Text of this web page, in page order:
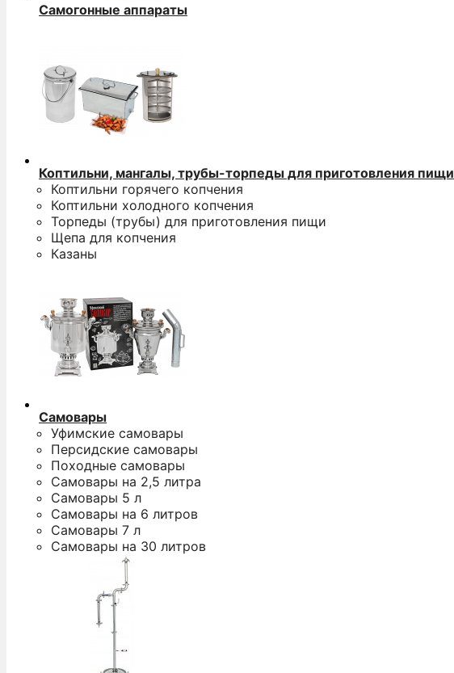
Самогонные аппараты
Коптильни, мангалы, трубы-торпеды для приготовления пищи
Коптильни горячего копчения
Коптильни холодного копчения
Торпеды (трубы) для приготовления пищи
Щепа для копчения
Казаны
Самовары
Уфимские самовары
Персидские самовары
Походные самовары
Самовары на 2,5 литра
Самовары 5 л
Самовары на 6 литров
Самовары 7 л
Самовары на 30 литров